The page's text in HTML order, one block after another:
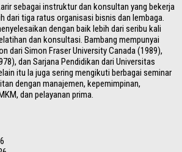
sebagai instruktur dan konsultan yang bekerja
dari tiga ratus organisasi bisnis dan lembaga.
dengan baik lebih dari seribu kali
dan konsultasi. Bambang mempunyai
dari Simon Fraser University Canada (1989),
dan Sarjana Pendidikan dari Universitas
itu Ia juga sering mengikuti berbagai seminar
dengan manajemen, kepemimpinan,
dan pelayanan prima.